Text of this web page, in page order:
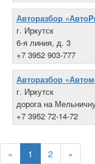
Авторазбор
г. Иркутск
6-я линия, д. 3
+7 3952 903-777
Авторазбор
г. Иркутск
дорога на
+7 3952 72-14-72
« 1 2 »